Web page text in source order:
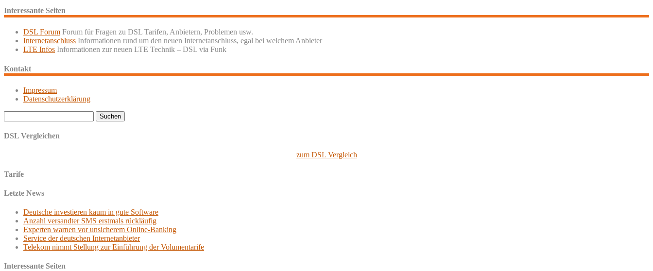
Interessante Seiten
DSL Forum Forum für Fragen zu DSL Tarifen, Anbietern, Problemen usw.
Internetanschluss Informationen rund um den neuen Internetanschluss, egal bei welchem Anbieter
LTE Infos Informationen zur neuen LTE Technik – DSL via Funk
Kontakt
Impressum
Datenschutzerklärung
nach:
DSL Vergleichen
zum DSL Vergleich
Tarife
Letzte News
Deutsche investieren kaum in gute Software
Anzahl versandter SMS erstmals rückläufig
Experten warnen vor unsicherem Online-Banking
Service der deutschen Internetanbieter
Telekom nimmt Stellung zur Einführung der Volumentarife
Interessante Seiten